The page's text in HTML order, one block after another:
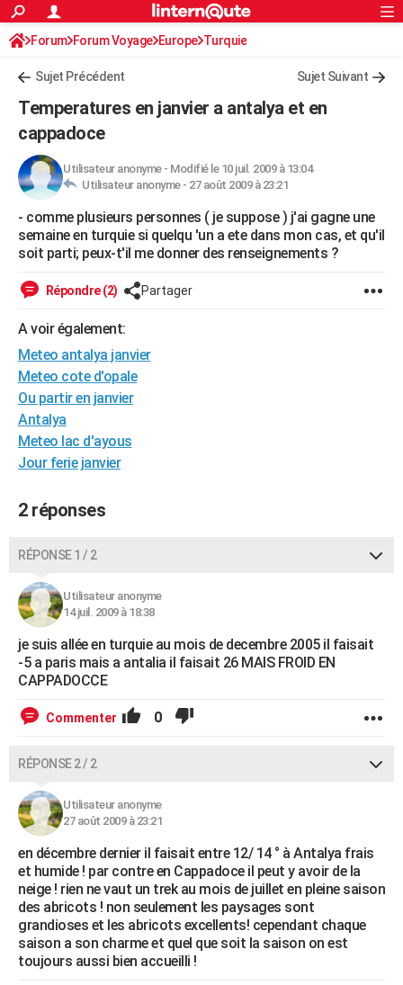
ACTUALITÉS
Politique
Société
Faits Divers
Education
Monde
Villes
+
Programme TV
Sorties cinéma
FINANCE
Retraite
Impôts
Epargne
Immobilier
Risques naturels par ville
Banque
Assurance
Crédit
AUTO
Essais
Réserver un essai
Citadines
Berlines
SUV
Forum auto
HIGH-TECH
Mobiles
Meilleur smartphone
Internet
Ordinateurs
Jeux vidéo
Guide high-tech
+BRICOLAGE
WEEK-END
Art de vivre
Bien-être
Loisirs
ModeModes de vie
SANTE
Alimentation
Guide de la santé
Maladies
Médicaments
Sommeil
Destinations
City break
Voyage nature
Voyage de noces
Forum
Climat
+PHOTO
GUIDES D'ACHAT
Dictionnaire
Biographies
Citations
Expressions
Proverbes
PROGRAMME TV
COPAINS D'AVANT
S'inscrire
Se connecter
Lycées
Collèges
Primaires
Universités
Entreprises
Service militaire
Avis de recherche
AVIS DE DÉCÈS
FORUM
S'inscrire
Connexion
Forum Forum Voyage Europe Turquie
Sujet Précédent Sujet Suivant
Temperatures en janvier a antalya et en
cappadoce
Utilisateur anonyme- Modifié le 10 juil. 2009 à 13:04
Utilisateur anonyme - 27 août 2009 à 23:21
- comme plusieurs personnes ( je suppose ) j'ai gagne une
semaine en turquie si quelqu 'un a ete dans mon cas, et qu'il
soit parti; peux-t'il me donner des renseignements ?
Répondre (2) Partager
A voir également:
Meteo antalya janvier
Meteo cote d'opale
Ou partir en janvier
Antalya
Meteo lac d'ayous
Jour ferie janvier
2 réponses
RÉPONSE 1 / 2
Utilisateur anonyme
14 juil. 2009 à 18:38
je suis allée en turquie au mois de decembre 2005 il faisait
-5 a paris mais a antalia il faisait 26 MAIS FROID EN
CAPPADOCCE
Commenter 0
RÉPONSE 2 / 2
Utilisateur anonyme
27 août 2009 à 23:21
en décembre dernier il faisait entre 12/ 14 ° à Antalya frais
et humide ! par contre en Cappadoce il peut y avoir de la
neige ! rien ne vaut un trek au mois de juillet en pleine saison
des abricots ! non seulement les paysages sont
grandioses et les abricots excellents! cependant chaque
saison a son charme et quel que soit la saison on est
toujours aussi bien accueilli !